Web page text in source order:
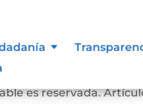
y
de Notariado y
es reservada.